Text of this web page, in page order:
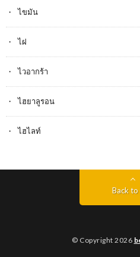
ไขมัน
ไฝ
ไวอากร้า
ไฮยาลูรอน
ไฮไลท์
Back to
© Copyright 2026